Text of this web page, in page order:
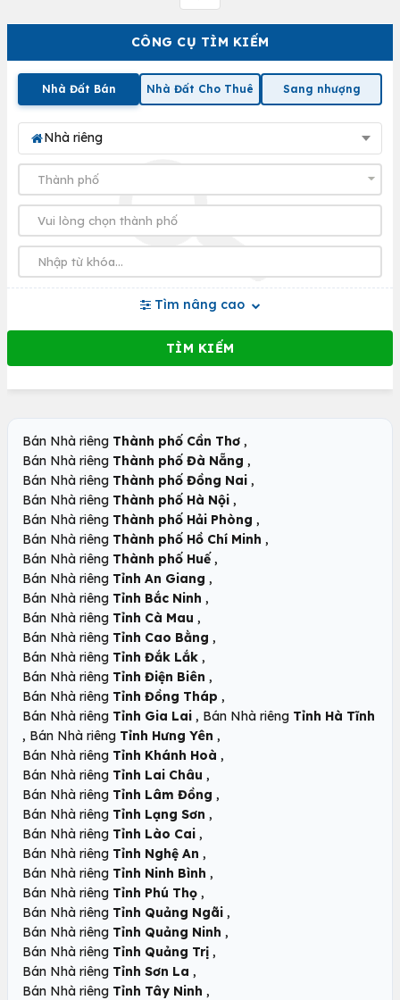
CÔNG CỤ TÌM KIẾM
Nhà Đất Bán Nhà Đất Cho Thuê Sang nhượng
Nhà riêng
Tìm nâng cao
Bán Nhà riêng Thành phố Cần Thơ ,
Bán Nhà riêng Thành phố Đà Nẵng ,
Bán Nhà riêng Thành phố Đồng Nai ,
Bán Nhà riêng Thành phố Hà Nội ,
Bán Nhà riêng Thành phố Hải Phòng ,
Bán Nhà riêng Thành phố Hồ Chí Minh ,
Bán Nhà riêng Thành phố Huế ,
Bán Nhà riêng Tỉnh An Giang ,
Bán Nhà riêng Tỉnh Bắc Ninh ,
Bán Nhà riêng Tỉnh Cà Mau ,
Bán Nhà riêng Tỉnh Cao Bằng ,
Bán Nhà riêng Tỉnh Đắk Lắk ,
Bán Nhà riêng Tỉnh Điện Biên ,
Bán Nhà riêng Tỉnh Đồng Tháp ,
Bán Nhà riêng Tỉnh Gia Lai , Bán Nhà riêng Tỉnh Hà Tĩnh
, Bán Nhà riêng Tỉnh Hưng Yên ,
Bán Nhà riêng Tỉnh Khánh Hoà ,
Bán Nhà riêng Tỉnh Lai Châu ,
Bán Nhà riêng Tỉnh Lâm Đồng ,
Bán Nhà riêng Tỉnh Lạng Sơn ,
Bán Nhà riêng Tỉnh Lào Cai ,
Bán Nhà riêng Tỉnh Nghệ An ,
Bán Nhà riêng Tỉnh Ninh Bình ,
Bán Nhà riêng Tỉnh Phú Thọ ,
Bán Nhà riêng Tỉnh Quảng Ngãi ,
Bán Nhà riêng Tỉnh Quảng Ninh ,
Bán Nhà riêng Tỉnh Quảng Trị ,
Bán Nhà riêng Tỉnh Sơn La ,
Bán Nhà riêng Tỉnh Tây Ninh ,